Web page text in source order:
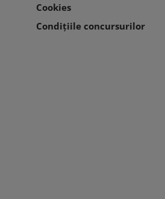
Cookies
Condițiile concursurilor